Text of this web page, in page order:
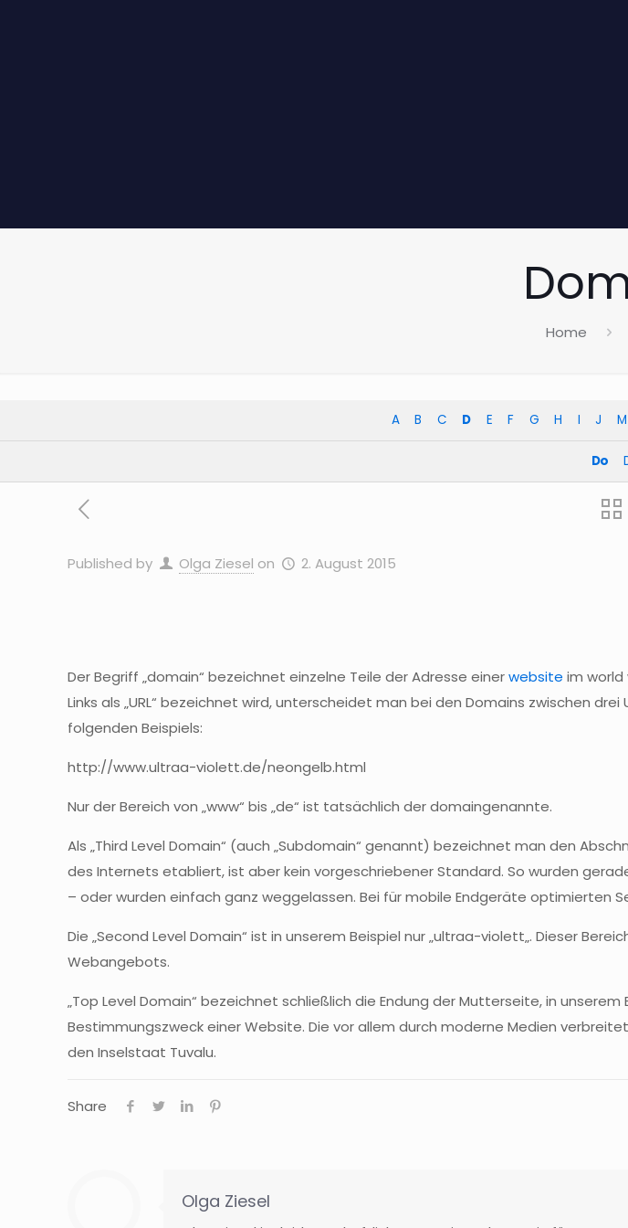
Home
A B C D E F G H I J M
Do
Published by Olga Ziesel on 2. August 2015
Der Begriff „domain“ bezeichnet einzelne Teile der Adresse einerwebsite imworld
Links als „URL“ bezeichnet wird, unterscheidet man bei den Domains zwischen
folgenden Beispiels:
http://www.ultraa-violett.de/neongelb.html
Nur der Bereich von „www“ bis „de“ ist tatsächlich derdomaingenannte.
Als „Third Level Domain“ (auch „Subdomain“ genannt) bezeichnet man den
des Internets etabliert, ist aber kein vorgeschriebener Standard. So wurden
– oder wurden einfach ganz weggelassen. Bei für mobile Endgeräte optimierten
Die „Second Level Domain“ ist in unserem Beispiel nur „ultraa-violett„. Dieser
Webangebots.
„Top Level Domain“ bezeichnet schließlich die Endung derMutterseite, in unserem
Bestimmungszweckeiner Website. Die vor allem durch moderne Medien
den Inselstaat Tuvalu.
Share
Olga Ziesel